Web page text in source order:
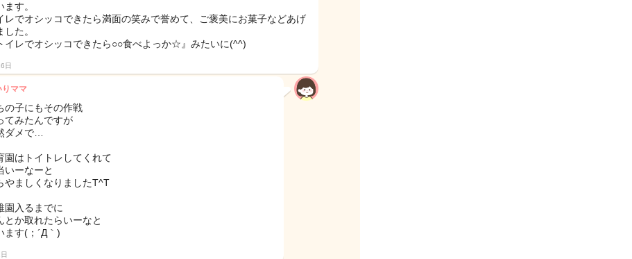
ます。
レでオシッコできたら満面の笑みで誉めて、ご褒美にお菓子などあげ
した。
イレでオシッコできたら○○食べよっか☆』みたいに(^^)
日
りママ
の子にもその作戦
てみたんですが
ダメで…
園はトイトレしてくれて
いーなーと
やましくなりましたT^T
園入るまでに
とか取れたらいーなと
ます(；´Д｀)